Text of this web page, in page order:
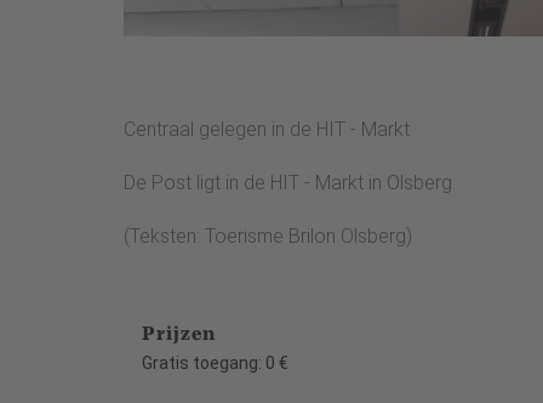
Centraal gelegen in de HIT - Markt
De Post ligt in de HIT - Markt in Olsberg.
(Teksten: Toerisme Brilon Olsberg)
Prijzen
Gratis toegang: 0 €